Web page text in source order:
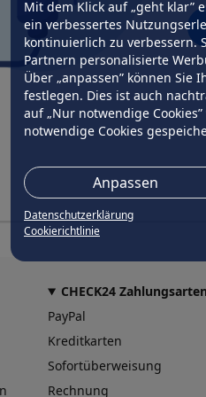
Mit dem Klick auf „geht klar”
ein verbessertes
kontinuierlich zu verbessern.
Partnern personalisierte
Über „anpassen” können Sie
festlegen. Dies ist auch
auf „Nur notwendige
notwendige Cookies
Anpassen
Datenschutzerklärung
Cookierichtlinie
CHECK24 Zahlungsarten
PayPal
Kreditkarten
Sofortüberweisung
Rechnung